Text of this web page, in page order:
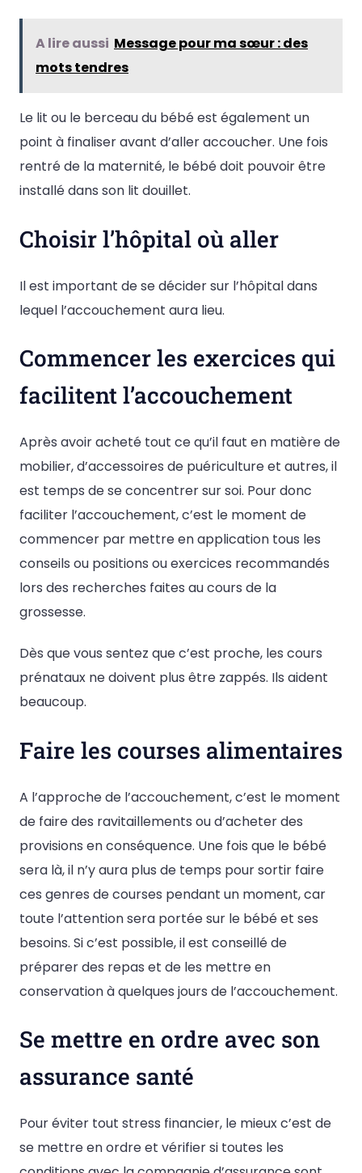
A lire aussi Message pour ma sœur : des
mots tendres
Le lit ou le berceau du bébé est également un
point à finaliser avant d’aller accoucher. Une fois
rentré de la maternité, le bébé doit pouvoir être
installé dans son lit douillet.
Choisir l’hôpital où aller
Il est important de se décider sur l’hôpital dans
lequel l’accouchement aura lieu.
Commencer les exercices qui
facilitent l’accouchement
Après avoir acheté tout ce qu’il faut en matière de
mobilier, d’accessoires de puériculture et autres, il
est temps de se concentrer sur soi. Pour donc
faciliter l’accouchement, c’est le moment de
commencer par mettre en application tous les
conseils ou positions ou exercices recommandés
lors des recherches faites au cours de la
grossesse.
Dès que vous sentez que c’est proche, les cours
prénataux ne doivent plus être zappés. Ils aident
beaucoup.
Faire les courses alimentaires
A l’approche de l’accouchement, c’est le moment
de faire des ravitaillements ou d’acheter des
provisions en conséquence. Une fois que le bébé
sera là, il n’y aura plus de temps pour sortir faire
ces genres de courses pendant un moment, car
toute l’attention sera portée sur le bébé et ses
besoins. Si c’est possible, il est conseillé de
préparer des repas et de les mettre en
conservation à quelques jours de l’accouchement.
Se mettre en ordre avec son
assurance santé
Pour éviter tout stress financier, le mieux c’est de
se mettre en ordre et vérifier si toutes les